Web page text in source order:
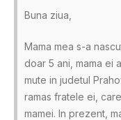
Buna ziua,
Mama mea s-a
doar 5 ani, mama ei
mute in judetul
ramas fratele ei,
mamei. In prezent,